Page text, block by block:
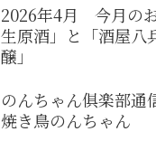
2026年4月 今月の
生原酒」と「酒屋
醸」
のんちゃん俱楽部通
焼き鳥のんちゃん